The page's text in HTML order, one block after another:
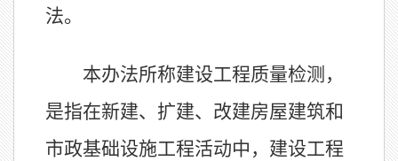
法。
本办法所称建设工程质量检测，
是指在新建、扩建、改建房屋建筑和
市政基础设施工程活动中，建设工程